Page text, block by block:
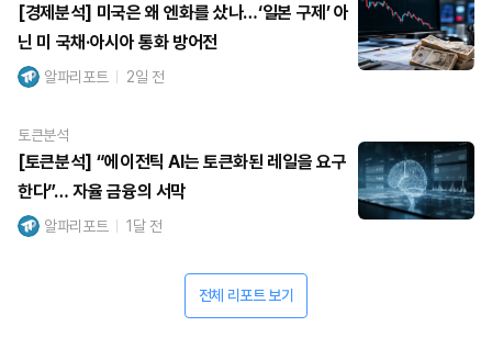
[경제분석] 미국은 왜 엔화를 샀나…‘일본 구제’ 아
닌 미 국채·아시아 통화 방어전
알파리포트 2일 전
토큰분석
[토큰분석] “에이전틱 AI는 토큰화된 레일을 요구
한다”… 자율 금융의 서막
알파리포트 1달 전
전체 리포트 보기